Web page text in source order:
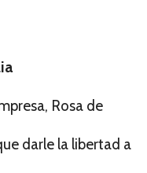
Rosa de
darle la libertad a